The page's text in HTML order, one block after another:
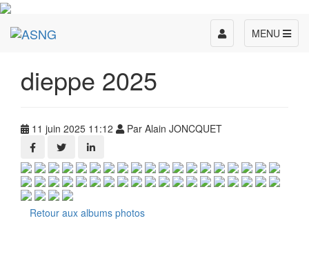
MENU
Toggle
navigation
dieppe 2025
11 juin 2025 11:12 Par Alain JONCQUET
Retour aux albums photos